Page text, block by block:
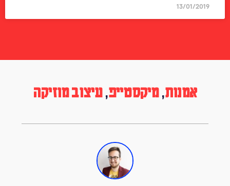
13/01/2019
אמנות,מיקסטייפ,עיצוב מוזיקה